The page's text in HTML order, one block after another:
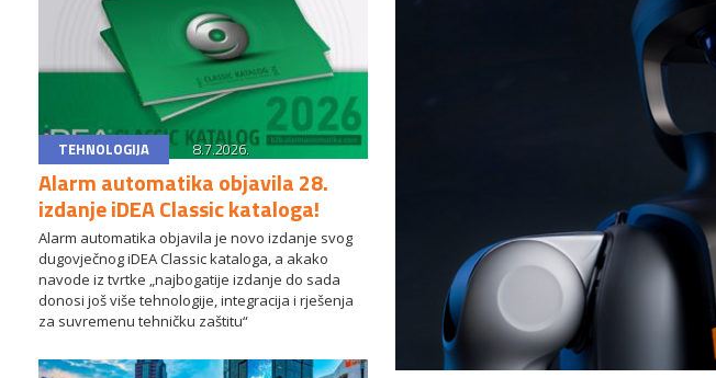
TEHNOLOGIJA 8.7.2026.
Alarm automatika objavila 28.
izdanje iDEA Classic kataloga!
Alarm automatika objavila je novo izdanje svog
dugovječnog iDEA Classic kataloga, a akako
navode iz tvrtke „najbogatije izdanje do sada
donosi još više tehnologije, integracija i rješenja
za suvremenu tehničku zaštitu“